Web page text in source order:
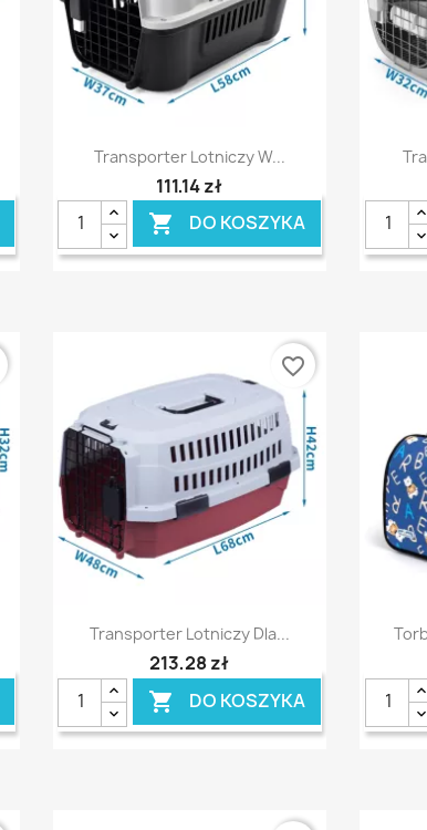
Szybki podgląd
Transporter Lotniczy W...
111,14 zł
 DO KOSZYKA
Szybki podgląd
Transporter Lotniczy Dla...
213,28 zł
 DO KOSZYKA
favorite_border